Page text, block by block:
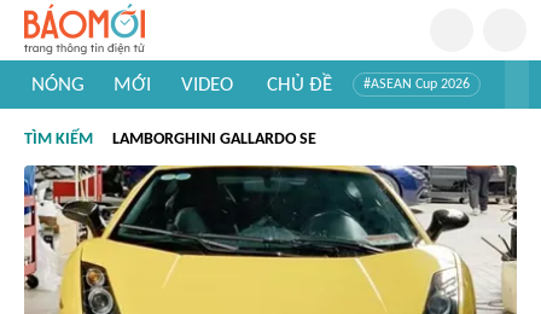
NÓNG MỚI VIDEO CHỦ ĐỀ #ASEAN Cup 2026
#Khám phá thế giới
TÌM KIẾM LAMBORGHINI GALLARDO SE